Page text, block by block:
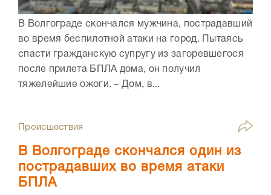
В Волгограде скончался мужчина, пострадавший
во время беспилотной атаки на город. Пытаясь
спасти гражданскую супругу из загоревшегося
после прилета БПЛА дома, он получил
тяжелейшие ожоги. – Дом, в...
Происшествия
В Волгограде скончался один из
пострадавших во время атаки
БПЛА